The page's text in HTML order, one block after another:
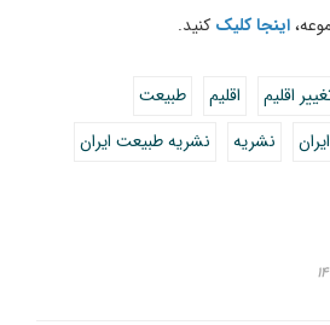
اینجا کلیک کنید.
اقلیم اقلیم
طبیعت
نشریه
نشریه طبیعت ایران